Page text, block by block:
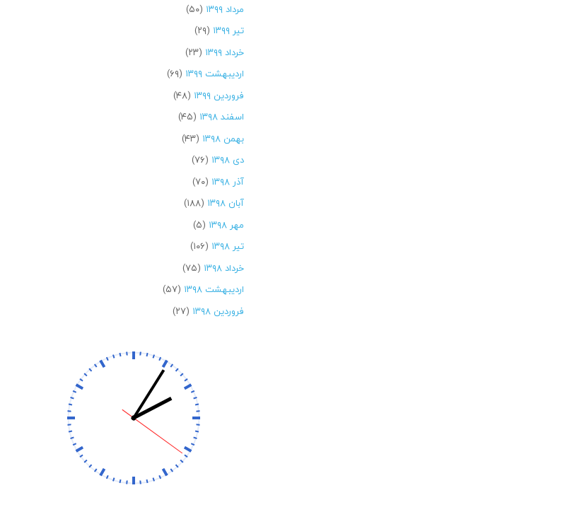
مرداد ۱۳۹۹
(۵۰)
تیر ۱۳۹۹
(۲۹)
خرداد ۱۳۹۹
(۲۳)
اردیبهشت ۱۳۹۹
(۶۹)
فروردین ۱۳۹۹
(۴۸)
اسفند ۱۳۹۸
(۴۵)
بهمن ۱۳۹۸
(۴۳)
دی ۱۳۹۸
(۷۶)
آذر ۱۳۹۸
(۷۰)
آبان ۱۳۹۸
(۱۸۸)
مهر ۱۳۹۸
(۵)
تیر ۱۳۹۸
(۱۰۶)
خرداد ۱۳۹۸
(۷۵)
اردیبهشت ۱۳۹۸
(۵۷)
فروردین ۱۳۹۸
(۲۷)